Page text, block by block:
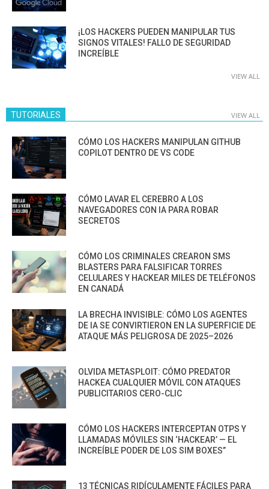
¡LOS HACKERS PUEDEN MANIPULAR TUS
SIGNOS VITALES! FALLO DE SEGURIDAD
INCREÍBLE
VIEW ALL
TUTORIALES VIEW ALL
CÓMO LOS HACKERS MANIPULAN GITHUB
COPILOT DENTRO DE VS CODE
CÓMO LAVAR EL CEREBRO A LOS
NAVEGADORES CON IA PARA ROBAR
SECRETOS
CÓMO LOS CRIMINALES CREARON SMS
BLASTERS PARA FALSIFICAR TORRES
CELULARES Y HACKEAR MILES DE TELÉFONOS
EN CANADÁ
LA BRECHA INVISIBLE: CÓMO LOS AGENTES
DE IA SE CONVIRTIERON EN LA SUPERFICIE DE
ATAQUE MÁS PELIGROSA DE 2025–2026
OLVIDA METASPLOIT: CÓMO PREDATOR
HACKEA CUALQUIER MÓVIL CON ATAQUES
PUBLICITARIOS CERO-CLIC
CÓMO LOS HACKERS INTERCEPTAN OTPS Y
LLAMADAS MÓVILES SIN ‘HACKEAR’ — EL
INCREÍBLE PODER DE LOS SIM BOXES”
13 TÉCNICAS RIDÍCULAMENTE FÁCILES PARA